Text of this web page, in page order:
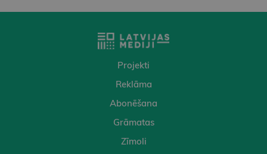
Projekti
Reklāma
Abonēšana
Grāmatas
Zīmoli